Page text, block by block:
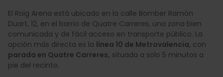
El Roig Arena está ubicado en la calle Bomber Ramón
Duart, 12, en el barrio de Quatre Carreres, una zona bien
comunicada y de fácil acceso en transporte público. La
opción más directa es la línea 10 de Metrovalencia, con
parada en Quatre Carreres, situada a solo 5 minutos a
pie del recinto.